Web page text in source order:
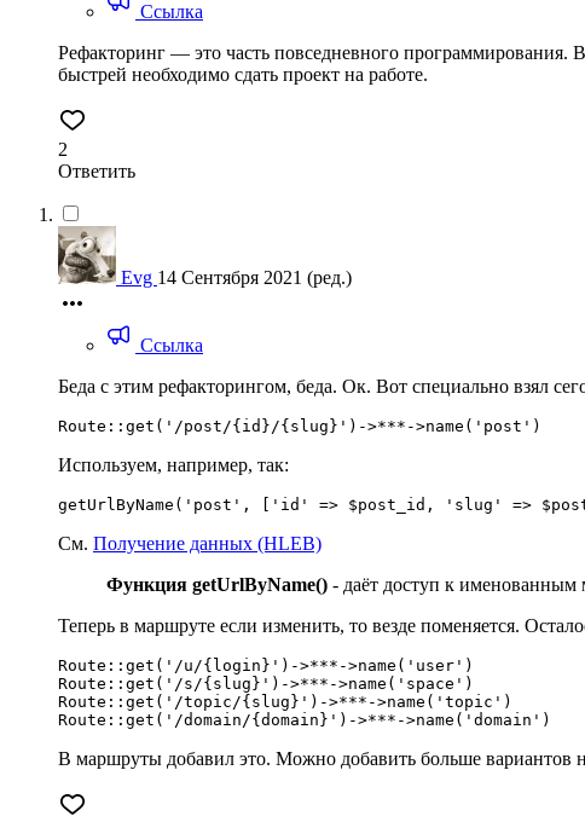
Ссылка
Рефакторинг — это часть повседневного программирования.
быстрей необходимо сдать проект на работе.
2
Ответить
Evg 14 Сентября 2021 (ред.)
Ссылка
Беда с этим рефакторингом, беда. Ок. Вот специально взял
Используем, например, так:
См. Получение данных (HLEB)
Функция getUrlByName() - даёт доступ к
Теперь в маршруте если изменить, то везде поменяется.
Route::get('/u/{login}')->***->name('user')
Route::get('/s/{slug}')->***->name('space')
Route::get('/topic/{slug}')->***->name('topic')
В маршруты добавил это. Можно добавить больше вариантов